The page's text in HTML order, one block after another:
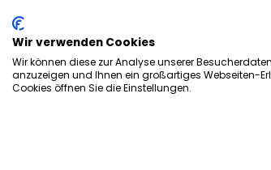
Format "Naturmeditation
Yogalehrerin Carmen
Teilnehmer einen
Wir verwenden Cookies
Wir können diese zur Analyse unserer
anzuzeigen und Ihnen ein großartiges Webseiten-
Cookies öffnen Sie die Einstellungen.